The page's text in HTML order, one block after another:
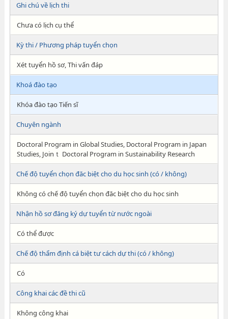
Ghi chú về lịch thi
Chưa có lịch cụ thể
Kỳ thi / Phương pháp tuyển chọn
Xét tuyển hồ sơ, Thi vấn đáp
Khoá đào tạo
Khóa đào tạo Tiến sĩ
Chuyên ngành
Doctoral Program in Global Studies, Doctoral Program in Japan
Studies, Joinｔ Doctoral Program in Sustainability Research
Chế độ tuyển chọn đăc biệt cho du học sinh (có / không)
Không có chế độ tuyển chọn đăc biệt cho du học sinh
Nhận hồ sơ đăng ký dự tuyển từ nước ngoài
Có thể được
Chế độ thẩm định cá biệt tư cách dự thi (có / không)
Có
Công khai các đề thi cũ
Không công khai